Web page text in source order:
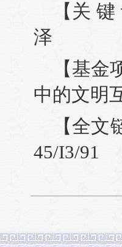
【关
泽
【基
中的文明
【全文
45/I3/91